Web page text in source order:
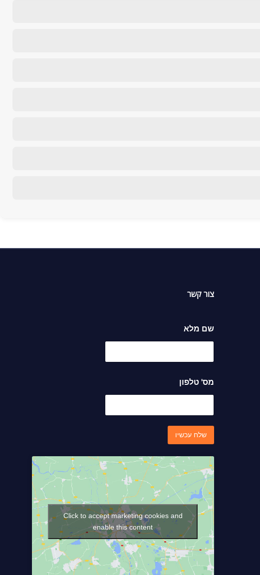
צור קשר
ל
א
ס
ש
ם
שם מלא
מס' טלפון
שלח עכשיו
Click to accept marketing cookies and
enable this content